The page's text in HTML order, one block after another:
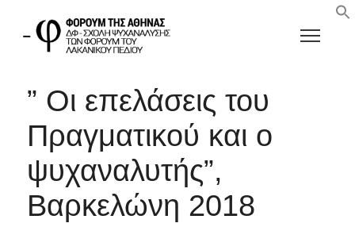
” Οι επελάσεις του
Πραγματικού και ο
ψυχαναλυτής”,
Βαρκελώνη 2018